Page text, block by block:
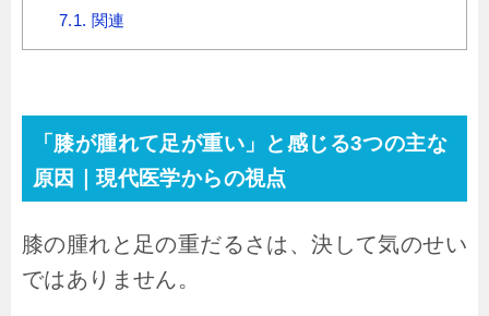
7.1. 関連
「膝が腫れて足が重い」と感じる3つの主な
原因｜現代医学からの視点
膝の腫れと足の重だるさは、決して気のせい
ではありません。